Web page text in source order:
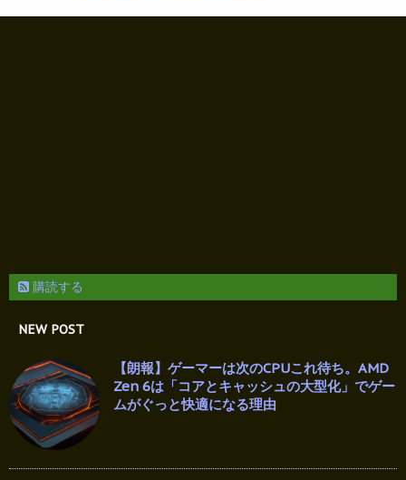
購読する
NEW POST
【朗報】ゲーマーは次のCPUこれ待ち。AMD
Zen 6は「コアとキャッシュの大型化」でゲー
ムがぐっと快適になる理由